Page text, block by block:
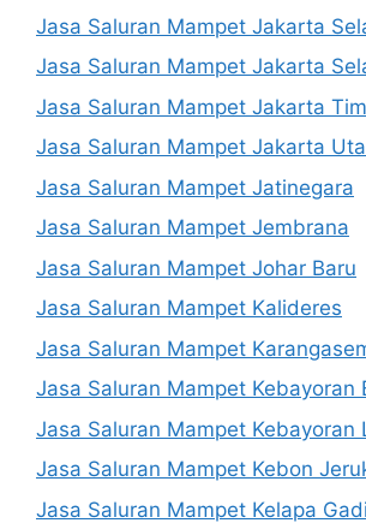
Jasa Saluran Mampet Jakarta
Jasa Saluran Mampet Jakarta
Jasa Saluran Mampet Jakarta
Jasa Saluran Mampet Jakarta
Jasa Saluran Mampet Jatinegara
Jasa Saluran Mampet Jembrana
Jasa Saluran Mampet Johar Baru
Jasa Saluran Mampet Kalideres
Jasa Saluran Mampet
Jasa Saluran Mampet Kebayoran
Jasa Saluran Mampet Kebayoran
Jasa Saluran Mampet Kebon
Jasa Saluran Mampet Kelapa